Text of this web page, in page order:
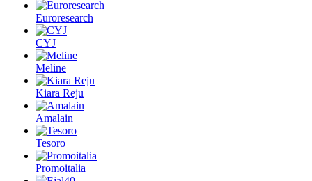
Euroresearch
CYJ
Meline
Kiara Reju
Amalain
Tesoro
Promoitalia